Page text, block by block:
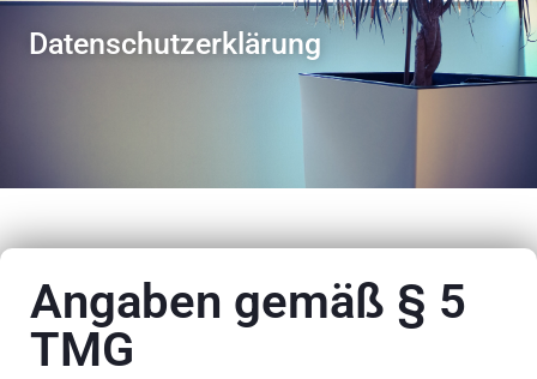
Datenschutzerklärung
Angaben gemäß § 5
TMG